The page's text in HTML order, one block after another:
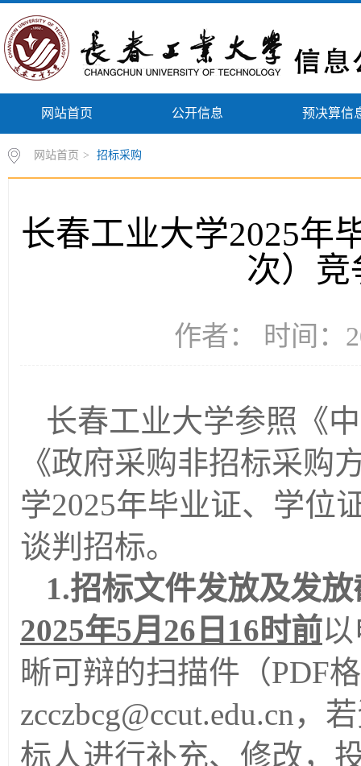
网站首页 公开信息 预决算信
网站首页 > 招标采购
长春工业大学2025年
次）
作者： 时间：
长春工业大学参照 《
《政府采购非招标采购
学2025年毕业证、学位
谈判招标。
1.招标文件发放及发
2025年5月 26 日 16时前
晰可辩的扫描件（PDF
zcczbcg@ccut.edu.cn，
标人进行补充、修改，